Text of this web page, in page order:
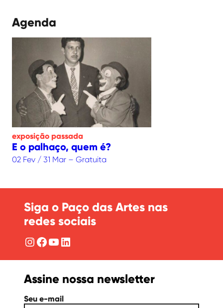
Agenda
exposição passada
E o palhaço, quem é?
02 Fev / 31 Mar – Gratuita
Siga o Paço das Artes nas
redes sociais
Instagram
Facebook
YouTube
LinkedIn
Assine nossa newsletter
Seu e-mail